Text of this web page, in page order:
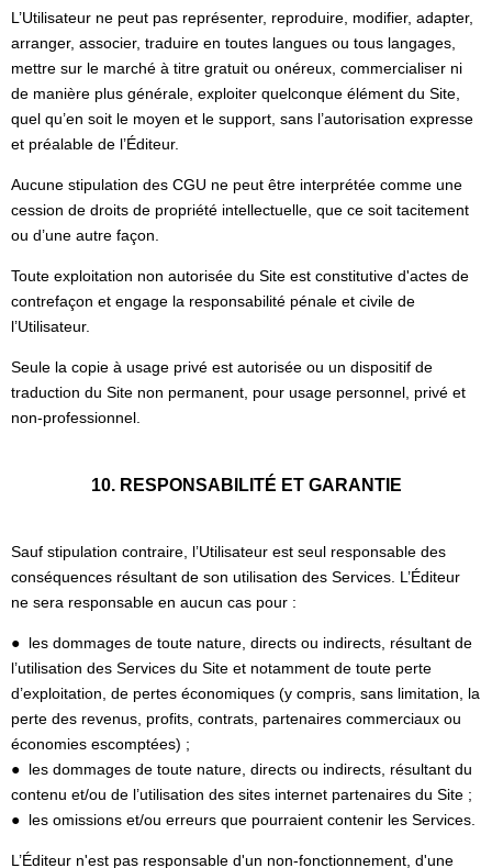
L’Utilisateur ne peut pas représenter, reproduire, modifier, adapter,
arranger, associer, traduire en toutes langues ou tous langages,
mettre sur le marché à titre gratuit ou onéreux, commercialiser ni
de manière plus générale, exploiter quelconque élément du Site,
quel qu’en soit le moyen et le support, sans l’autorisation expresse
et préalable de l’Éditeur.
Aucune stipulation des CGU ne peut être interprétée comme une
cession de droits de propriété intellectuelle, que ce soit tacitement
ou d’une autre façon.
Toute exploitation non autorisée du Site est constitutive d'actes de
contrefaçon et engage la responsabilité pénale et civile de
l’Utilisateur.
Seule la copie à usage privé est autorisée ou un dispositif de
traduction du Site non permanent, pour usage personnel, privé et
non-professionnel.
10. RESPONSABILITÉ ET GARANTIE
Sauf stipulation contraire, l’Utilisateur est seul responsable des
conséquences résultant de son utilisation des Services. L’Éditeur
ne sera responsable en aucun cas pour :
● les dommages de toute nature, directs ou indirects, résultant de
l’utilisation des Services du Site et notamment de toute perte
d’exploitation, de pertes économiques (y compris, sans limitation, la
perte des revenus, profits, contrats, partenaires commerciaux ou
économies escomptées) ;
● les dommages de toute nature, directs ou indirects, résultant du
contenu et/ou de l’utilisation des sites internet partenaires du Site ;
● les omissions et/ou erreurs que pourraient contenir les Services.
L’Éditeur n'est pas responsable d'un non-fonctionnement, d'une